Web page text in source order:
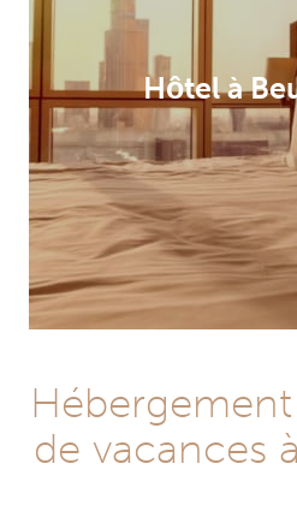
Hôtel à
de vacances